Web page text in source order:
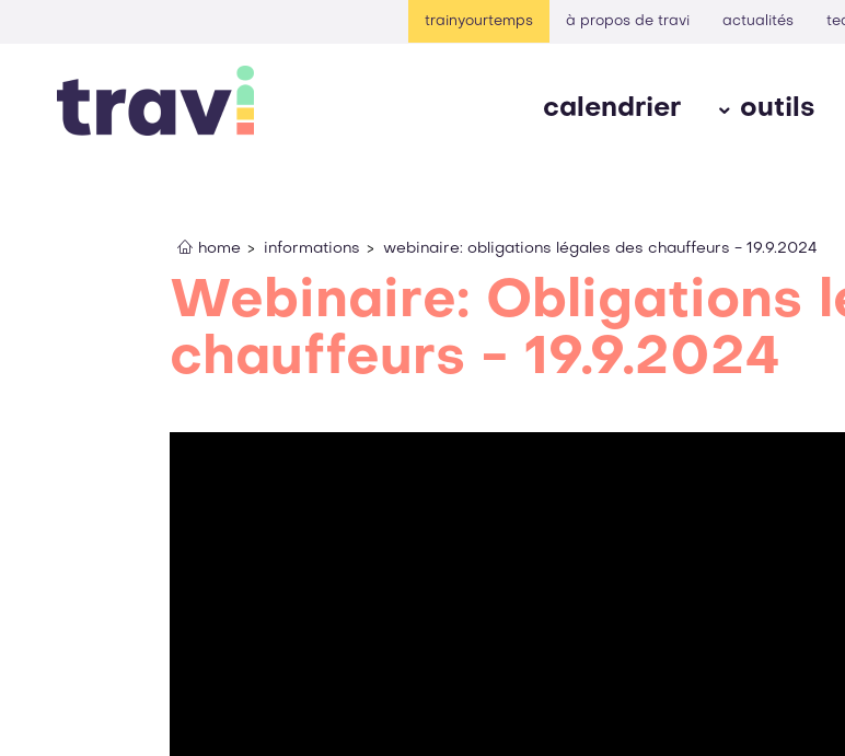
trainyourtemps à propos de travi actualités
calendrier outils
home informations webinaire: obligations légales des chauffeurs - 19.9.2024
Webinaire: Obligations
chauffeurs - 19.9.2024